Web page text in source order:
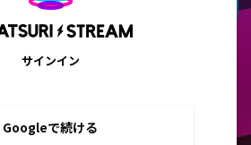
サインイン
Googleで続ける